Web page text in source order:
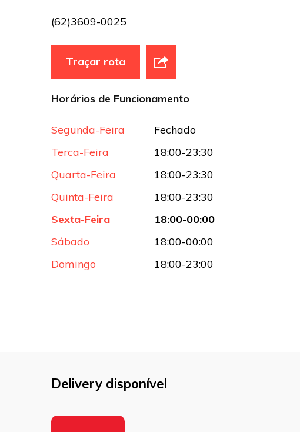
(62)3609-0025
Traçar rota
Horários de Funcionamento
Segunda-Feira
Fechado
Terca-Feira
18:00-23:30
Quarta-Feira
18:00-23:30
Quinta-Feira
18:00-23:30
Sexta-Feira
18:00-00:00
Sábado
18:00-00:00
Domingo
18:00-23:00
Delivery disponível